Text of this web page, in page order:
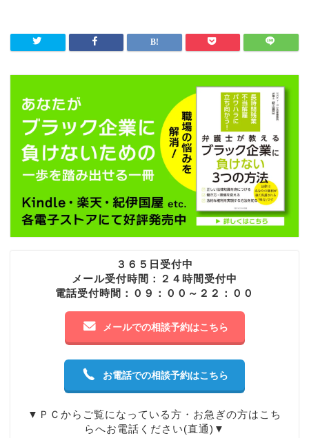
３６５日受付中
メール受付時間：２４時間受付中
電話受付時間：０９：００～２２：００
メールでの相談予約はこちら
お電話での相談予約はこちら
▼ＰＣからご覧になっている方・お急ぎの方はこち
らへお電話ください(直通)▼